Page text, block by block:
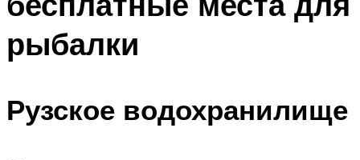
рыбалки
Рузское водохранилище